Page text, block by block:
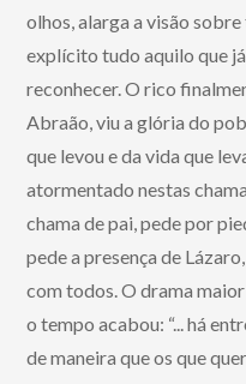
olhos, alarga a visão
explícito tudo aquilo que já
reconhecer. O rico
Abraão, viu a glória do
que levou e da vida que
atormentado nestas
chama de pai, pede por
pede a presença de
com todos. O drama
o tempo acabou: “... há
de maneira que os que